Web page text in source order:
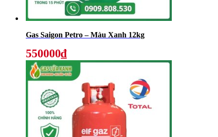
Gas Saigon Petro – Màu Xanh 12kg
550000₫